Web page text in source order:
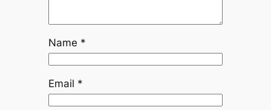
Name *
Email *